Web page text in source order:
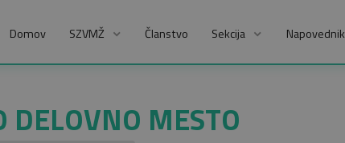
Domov SZVMŽ Članstvo Sekcija Napovednik
DELOVNO MESTO